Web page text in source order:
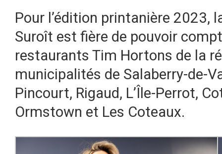
Pour l’édition printanière 2023,
Suroît est fière de pouvoir
restaurants Tim Hortons de la
municipalités de Salaberry-de-
Pincourt, Rigaud, L’Île-Perrot,
Ormstown et Les Coteaux.